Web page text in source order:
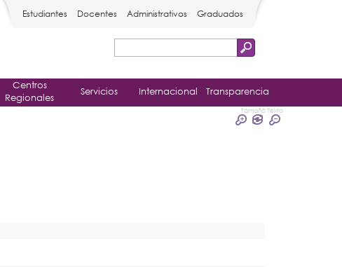
de
Estudiantes Docentes Administrativos Graduados
Centros
Regionales
Servicios Internacional Transparencia
Tamaño Texto